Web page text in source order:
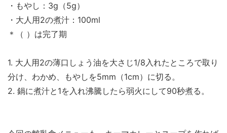
・もやし：3g（5g）
・大人用2の煮汁：100ml
＊（ ）は完了期
1. 大人用2の薄口しょう油を大さじ1/8入れたところで取り
分け、わかめ、もやしを5mm（1cm）に切る。
2. 鍋に煮汁と1を入れ沸騰したら弱火にして90秒煮る。